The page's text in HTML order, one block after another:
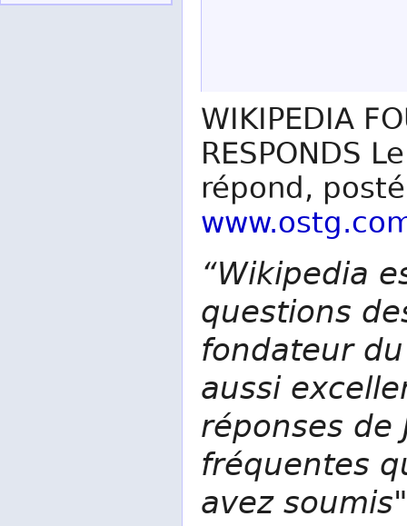
WIKIPEDIA
RESPONDS
répond,
“Wikipedia
questions
fondateur
aussi
réponses de
fréquentes
avez